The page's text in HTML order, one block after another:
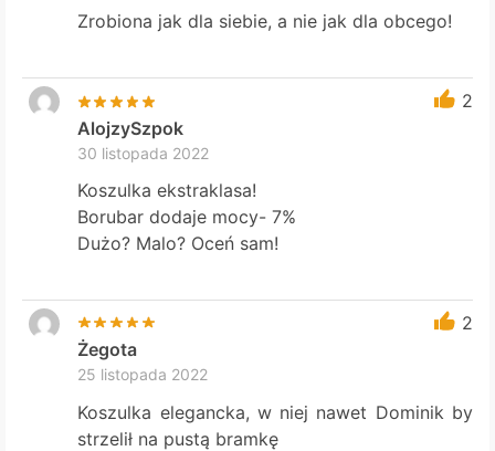
Zrobiona jak dla siebie, a nie jak dla obcego!
2
AlojzySzpok
30 listopada 2022
Koszulka ekstraklasa!
Borubar dodaje mocy- 7%
Dużo? Malo? Oceń sam!
2
Żegota
25 listopada 2022
Koszulka elegancka, w niej nawet Dominik by
strzelił na pustą bramkę